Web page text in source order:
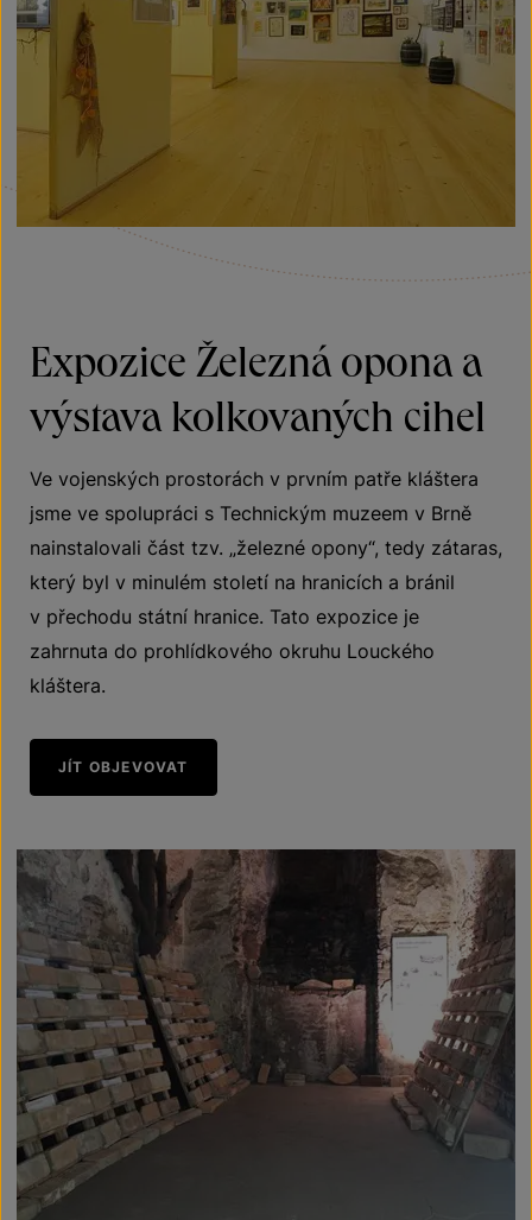
Expozice Železná opona a
výstava kolkovaných cihel
Ve vojenských prostorách v prvním patře kláštera
jsme ve spolupráci s Technickým muzeem v Brně
nainstalovali část tzv. „železné opony“, tedy zátaras,
který byl v minulém století na hranicích a bránil
v přechodu státní hranice. Tato expozice je
zahrnuta do prohlídkového okruhu Louckého
kláštera.
JÍT OBJEVOVAT